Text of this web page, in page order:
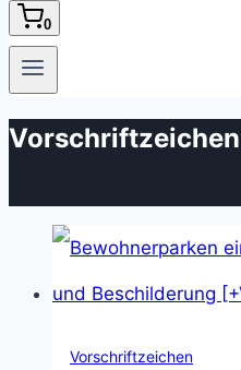
0
Vorschriftzeichen
Vorschriftzeichen